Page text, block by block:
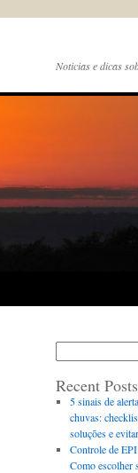
Noticias e dicas
Recent Posts
5 sinais de
chuvas:
soluções e
Controle de
Como escolher